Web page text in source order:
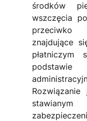
środków
wszczęcia
znajdujące